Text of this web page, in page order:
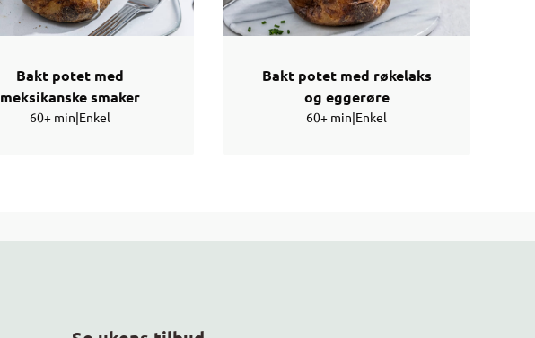
Bakt potet med
meksikanske smaker
60+ min|Enkel
Bakt potet med røkelaks
og eggerøre
60+ min|Enkel